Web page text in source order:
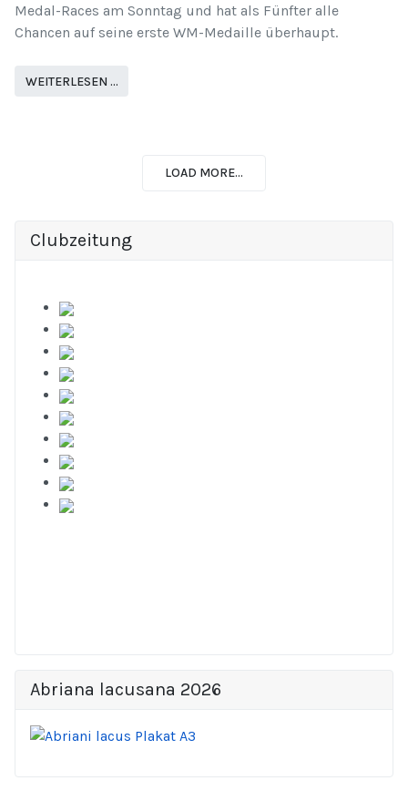
Medal-Races am Sonntag und hat als Fünfter alle
Chancen auf seine erste WM-Medaille überhaupt.
WEITERLESEN …
LOAD MORE...
Clubzeitung
Abriana lacusana 2026